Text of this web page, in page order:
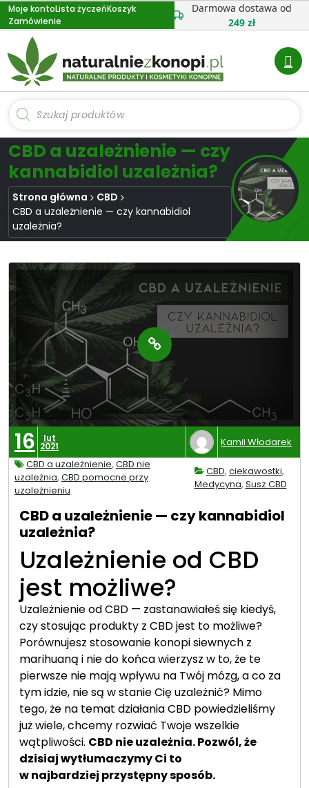
Przejdź
do
treści
Moje kontoLista życzeńKoszyk
Zamówienie
Darmowa dostawa od
249 zł
Wyszukiwarka
produktów
CBD a uzależnienie — czy
kannabidiol uzależnia?
Strona główna
CBD
CBD a uzależnienie — czy kannabidiol
uzależnia?
16 lut
2021
Kamil Włodarek
CBD a uzależnienie, CBD nie
uzależnia, CBD pomocne przy
uzależnieniu
CBD, ciekawostki,
Medycyna, Susz CBD
CBD a uzależnienie — czy kannabidiol
uzależnia?
Uzależnienie od CBD
jest możliwe?
Uzależnienie od CBD — zastanawiałeś się kiedyś,
czy stosując produkty z CBD jest to możliwe?
Porównujesz stosowanie konopi siewnych z
marihuaną i nie do końca wierzysz w to, że te
pierwsze nie mają wpływu na Twój mózg, a co za
tym idzie, nie są w stanie Cię uzależnić? Mimo
tego, że na temat działania CBD powiedzieliśmy
już wiele, chcemy rozwiać Twoje wszelkie
wątpliwości. CBD nie uzależnia. Pozwól, że
dzisiaj wytłumaczymy Ci to
w najbardziej przystępny sposób.